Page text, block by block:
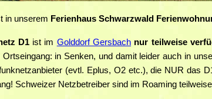
in unserem Ferienhaus Schwarzwald
D1ist im Golddorf Gersbach nur teilweise
in Senken, und damit leider auch in
(evtl. Eplus, O2 etc.), die NUR das
Schweizer Netzbetreiber sind im Roaming